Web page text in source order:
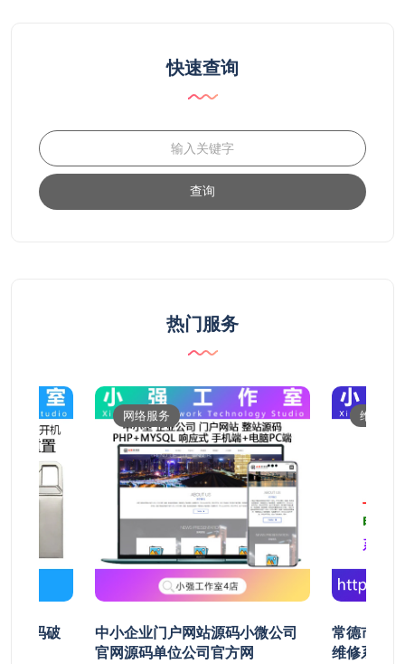
快速查询
查询
热门服务
密码破
网络服务
中小企业门户网站源码小微公司
官网源码单位公司官方网
维修服
常德市鼎
维修系统